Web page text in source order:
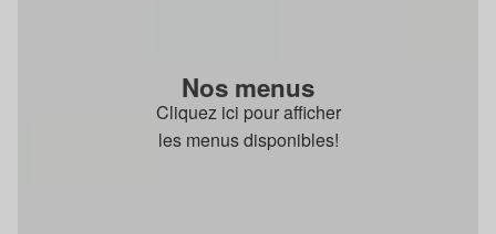
Nos menus
Cliquez ici pour afficher
les menus disponibles!